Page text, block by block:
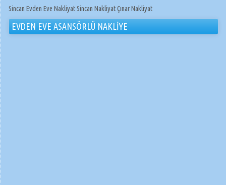
Sincan Evden Eve Nakliyat Sincan Nakliyat Çınar Nakliyat
EVDEN EVE ASANSÖRLÜ NAKLİYE